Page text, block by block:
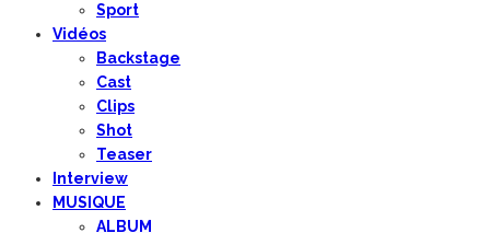
Sport
Vidéos
Backstage
Cast
Clips
Shot
Teaser
Interview
MUSIQUE
ALBUM